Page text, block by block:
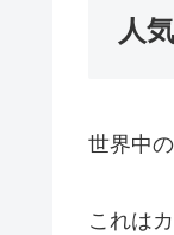
人
世界中
これは